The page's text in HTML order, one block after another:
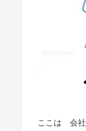
ここは 会